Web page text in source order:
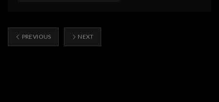
PREVIOUS NEXT